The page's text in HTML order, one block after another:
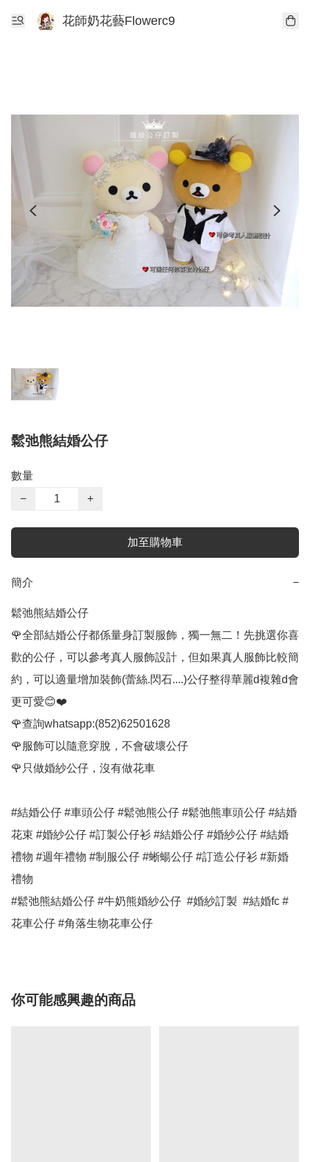
花師奶花藝Flowerc9
鬆弛熊結婚公仔
數量
−
+
加至購物車
簡介 −
鬆弛熊結婚公仔
🌹全部結婚公仔都係量身訂製服飾，獨一無二！先挑選你喜
歡的公仔，可以參考真人服飾設計，但如果真人服飾比較簡
約，可以適量增加裝飾(蕾絲.閃石....)公仔整得華麗d複雜d會
更可愛😊❤️
🌹查詢whatsapp:(852)62501628
🌹服飾可以隨意穿脫，不會破壞公仔
🌹只做婚紗公仔，沒有做花車
#結婚公仔 #車頭公仔 #鬆弛熊公仔 #鬆弛熊車頭公仔 #結婚
花束 #婚紗公仔 #訂製公仔衫 #結婚公仔 #婚紗公仔 #結婚
禮物 #週年禮物 #制服公仔 #蜥蝪公仔 #訂造公仔衫 #新婚
禮物
#鬆弛熊結婚公仔 #牛奶熊婚紗公仔  #婚紗訂製  #結婚fc #
花車公仔 #角落生物花車公仔
你可能感興趣的商品